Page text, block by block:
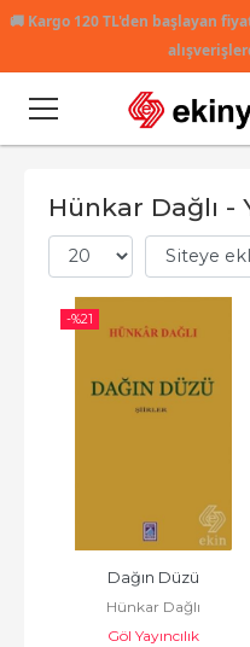
🚚 Kargo 120 TL'den başlayan
Hünkar Dağlı -
-%21
Dağın Düzü
Hünkar Dağlı
Göl Yayıncılık